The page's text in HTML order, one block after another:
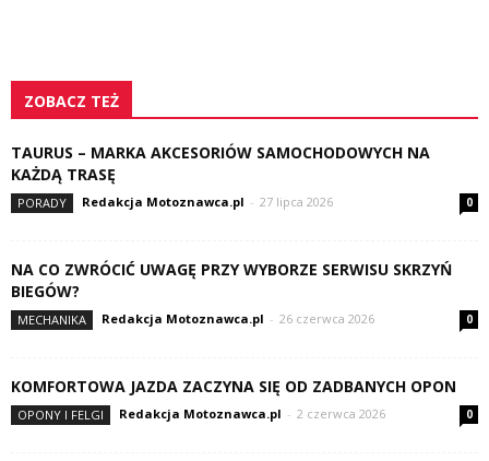
ZOBACZ TEŻ
TAURUS – MARKA AKCESORIÓW SAMOCHODOWYCH NA
KAŻDĄ TRASĘ
PORADY Redakcja Motoznawca.pl - 27 lipca 2026 0
NA CO ZWRÓCIĆ UWAGĘ PRZY WYBORZE SERWISU SKRZYŃ
BIEGÓW?
MECHANIKA Redakcja Motoznawca.pl - 26 czerwca 2026 0
KOMFORTOWA JAZDA ZACZYNA SIĘ OD ZADBANYCH OPON
OPONY I FELGI Redakcja Motoznawca.pl - 2 czerwca 2026 0